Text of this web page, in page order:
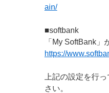
ain/
■softbank
「My SoftBank」
https://
上記の設定を行
さい。